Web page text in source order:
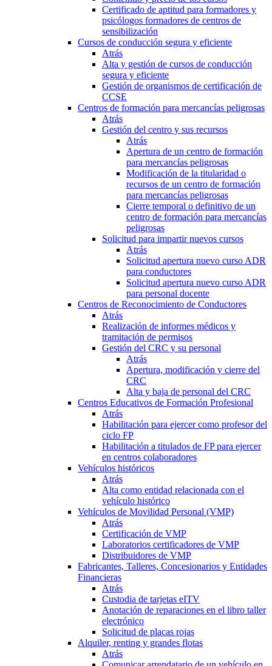
Certificado de aptitud para formadores y
psicólogos formadores de centros de
sensibilización
Cursos de conducción segura y eficiente
Atrás
Alta y gestión de cursos de conducción
segura y eficiente
Gestión de organismos de certificación de
CCSE
Centros de formación para mercancías peligrosas
Atrás
Gestión del centro y sus recursos
Atrás
Apertura de un centro de formación
para mercancías peligrosas
Modificación de la titularidad o
recursos de un centro de formación
para mercancías peligrosas
Cierre temporal o definitivo de un
centro de formación para mercancías
peligrosas
Solicitud para impartir nuevos cursos
Atrás
Solicitud apertura nuevo curso ADR
para conductores
Solicitud apertura nuevo curso ADR
para personal docente
Centros de Reconocimiento de Conductores
Atrás
Realización de informes médicos y
tramitación de permisos
Gestión del CRC y su personal
Atrás
Apertura, modificación y cierre del
CRC
Alta y baja de personal del CRC
Centros Educativos de Formación Profesional
Atrás
Habilitación para ejercer como profesor del
ciclo FP
Habilitación a titulados de FP para ejercer
en centros colaboradores
Vehículos históricos
Atrás
Alta como entidad relacionada con el
vehículo histórico
Vehículos de Movilidad Personal (VMP)
Atrás
Certificación de VMP
Laboratorios certificadores de VMP
Distribuidores de VMP
Fabricantes, Talleres, Concesionarios y Entidades
Financieras
Atrás
Custodia de tarjetas eITV
Anotación de reparaciones en el libro taller
electrónico
Solicitud de placas rojas
Alquiler, renting y grandes flotas
Atrás